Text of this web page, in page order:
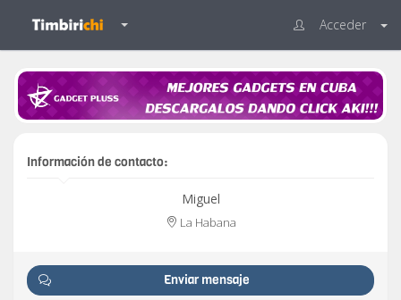
Acceder
Información de contacto:
Miguel
La Habana
Enviar mensaje